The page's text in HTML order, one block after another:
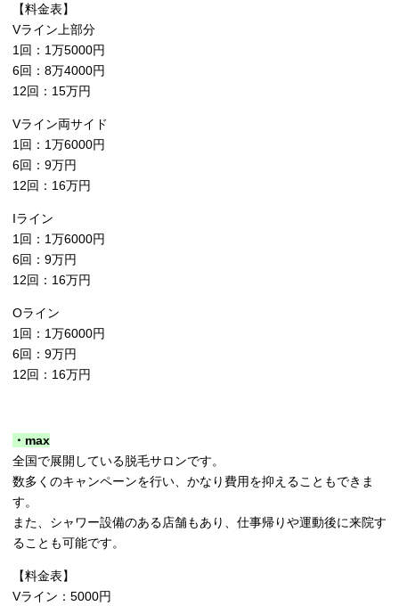
【料金表】
Vライン上部分
1回：1万5000円
6回：8万4000円
12回：15万円
Vライン両サイド
1回：1万6000円
6回：9万円
12回：16万円
Iライン
1回：1万6000円
6回：9万円
12回：16万円
Oライン
1回：1万6000円
6回：9万円
12回：16万円
・max
全国で展開している脱毛サロンです。
数多くのキャンペーンを行い、かなり費用を抑えることもできま
す。
また、シャワー設備のある店舗もあり、仕事帰りや運動後に来院す
ることも可能です。
【料金表】
Vライン：5000円